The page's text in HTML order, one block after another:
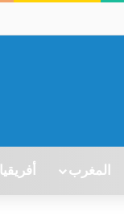
المغرب أفريقيا